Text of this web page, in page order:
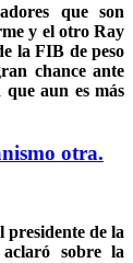
que son
y el otro Ray
la FIB de peso
chance ante
aun es más
otra.
presidente de la
sobre la